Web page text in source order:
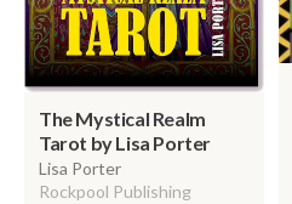
The Mystical Realm
Tarot by Lisa Porter
Lisa Porter
Rockpool Publishing